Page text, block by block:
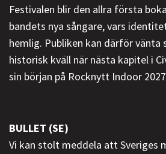
Festivalen blir den allra första
bandets nya sångare, vars
hemlig. Publiken kan därför vänta
historisk kväll när nästa kapitel i
sin början på Rocknytt Indoor
BULLET (SE)
Vi kan stolt meddela att Sveriges